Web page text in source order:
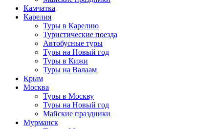
Камчатка
Карелия
Туры в Карелию
Туристические поезда
Автобусные туры
Туры на Новый год
Туры в Кижи
Туры на Валаам
Крым
Москва
Туры в Москву
Туры на Новый год
Майские праздники
Мурманск